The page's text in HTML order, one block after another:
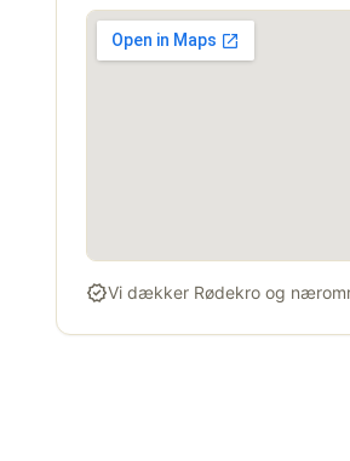
verifiedVi dækker Rødekro og